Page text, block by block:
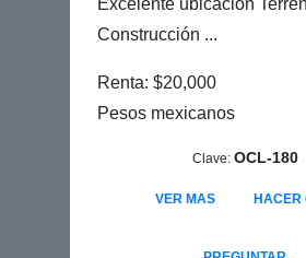
Construcción ...
Renta: $20,000
Pesos mexicanos
Clave: OCL-180
VER MAS HACER